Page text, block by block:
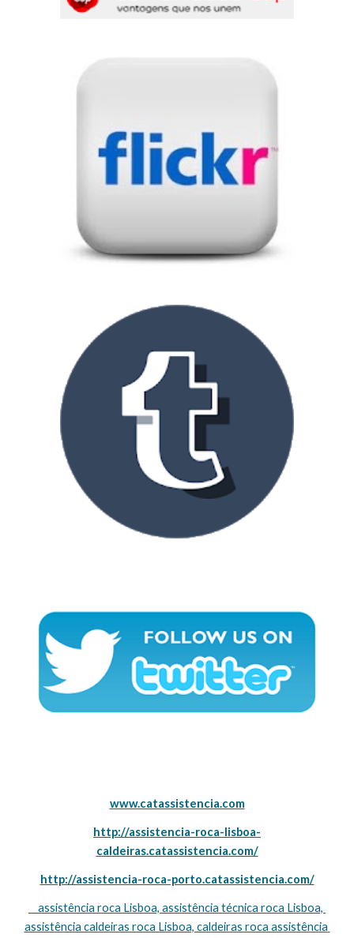
www.catassistencia.com
http://assistencia-roca-lisboa-
caldeiras.catassistencia.com/
http://assistencia-roca-porto.catassistencia.com/
assistência caldeiras roca Lisboa, caldeiras roca assistência